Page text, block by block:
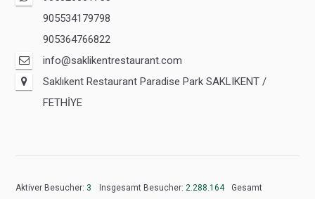
905534179798
905364766822
info@saklikentrestaurant.com
Saklıkent Restaurant Paradise Park SAKLIKENT /
FETHİYE
Aktiver Besucher: 3 Insgesamt Besucher: 2.288.164 Gesamt